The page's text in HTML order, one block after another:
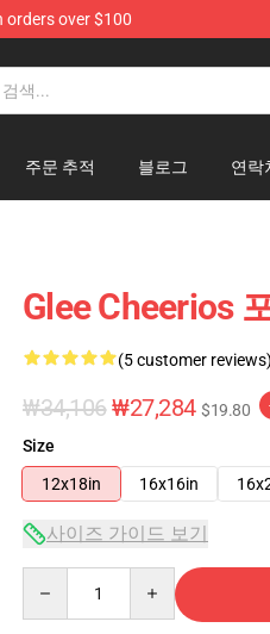
orders over $100
주문 추적 블로그 연락
Glee Cheerios
(5 customer
₩34,106₩27,284 $19.80
Size
12x18in
16x16in
사이즈 가이드 보기